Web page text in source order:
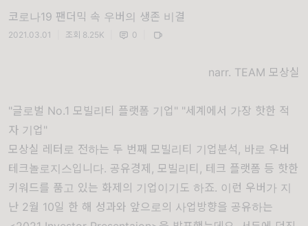
코로나19 팬더믹 속 우버의 생존 비결
2021.03.01 조회 8.25K 0
narr. TEAM 모상실
"글로벌 No.1 모빌리티 플랫폼 기업" "세계에서 가장 핫한 적
자 기업"
모상실 레터로 전하는 두 번째 모빌리티 기업분석, 바로 우버
테크놀로지스입니다. 공유경제, 모빌리티, 테크 플랫폼 등 핫한
키워드를 품고 있는 화제의 기업이기도 하죠. 이런 우버가 지
난 2월 10일 한 해 성과와 앞으로의 사업방향을 공유하는